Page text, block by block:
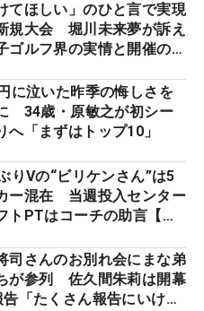
てほしい」のひと言で実現
規大会 堀川未来夢が訴え
ゴルフ界の実情と開催の舞
に泣いた昨季の悔しさを
34歳・原敏之が初シー
へ「まずはトップ10」
りVの“ビリケンさん”は5
ー混在 当週投入センター
トPTはコーチの助言【勝
司さんのお別れ会にまな弟
が参列 佐久間朱莉は開幕
「たくさん報告にいける